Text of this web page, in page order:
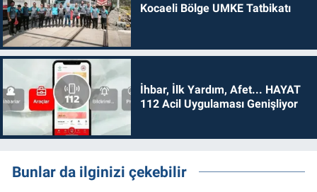
Kocaeli Bölge UMKE Tatbikatı
İhbar, İlk Yardım, Afet... HAYAT
112 Acil Uygulaması Genişliyor
Bunlar da ilginizi çekebilir